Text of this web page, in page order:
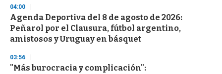
04:00
Agenda Deportiva del 8 de agosto de 2026:
Peñarol por el Clausura, fútbol argentino,
amistosos y Uruguay en básquet
03:56
"Más burocracia y complicación":